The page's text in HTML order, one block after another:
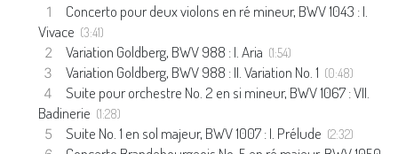
Concerto pour deux violons en ré mineur, BWV 1043 : I.
Vivace (3:41)
Variation Goldberg, BWV 988 : I. Aria (1:54)
Variation Goldberg, BWV 988 : II. Variation No. 1 (0:48)
Suite pour orchestre No. 2 en si mineur, BWV 1067 : VII.
Badinerie (1:28)
Suite No. 1 en sol majeur, BWV 1007 : I. Prélude (2:32)